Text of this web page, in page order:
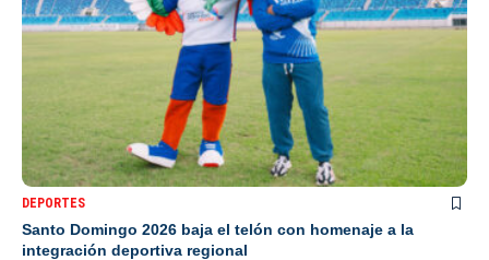
DEPORTES
Santo Domingo 2026 baja el telón con homenaje a la
integración deportiva regional